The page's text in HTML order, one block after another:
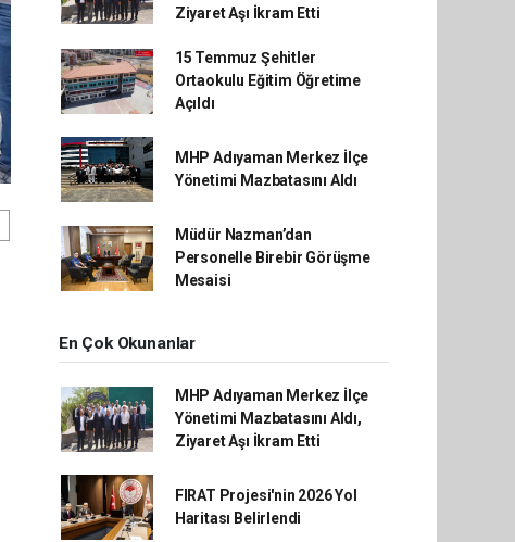
Ziyaret Aşı İkram Etti
15 Temmuz Şehitler
Ortaokulu Eğitim Öğretime
Açıldı
MHP Adıyaman Merkez İlçe
Yönetimi Mazbatasını Aldı
Müdür Nazman’dan
Personelle Birebir Görüşme
Mesaisi
En Çok Okunanlar
MHP Adıyaman Merkez İlçe
Yönetimi Mazbatasını Aldı,
Ziyaret Aşı İkram Etti
FIRAT Projesi'nin 2026 Yol
Haritası Belirlendi